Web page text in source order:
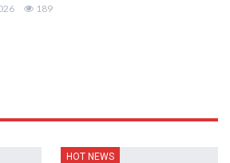
189
HOT NEWS